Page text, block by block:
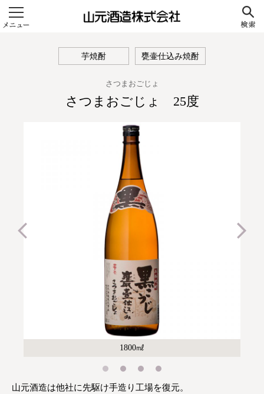
芋焼酎 甕壷仕込み焼酎
さつまおごじょ
さつまおごじょ 25度
1800㎖
山元酒造は他社に先駆け手造り工場を復元。